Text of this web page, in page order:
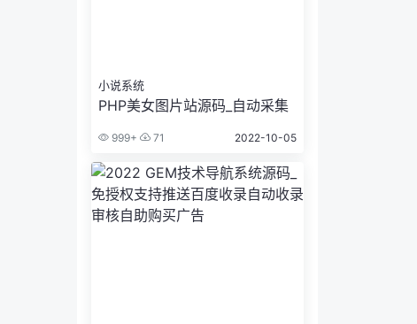
小说系统
PHP美女图片站源码_自动采集
999+ 71 2022-10-05